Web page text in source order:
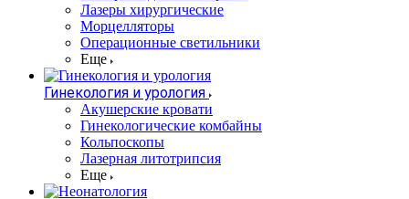
Лазеры хирургические
Морцелляторы
Операционные светильники
Еще
Гинекология и урология
Акушерские кровати
Гинекологические комбайны
Кольпоскопы
Лазерная литотрипсия
Еще